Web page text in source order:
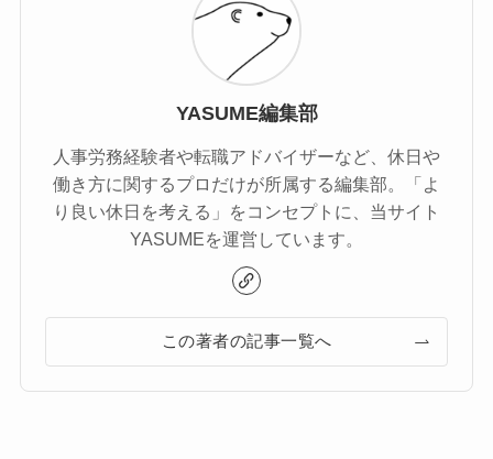
YASUME編集部
人事労務経験者や転職アドバイザーなど、休日や
働き方に関するプロだけが所属する編集部。「よ
り良い休日を考える」をコンセプトに、当サイト
YASUMEを運営しています。
この著者の記事一覧へ